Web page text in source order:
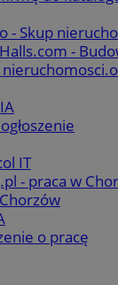
- Skup
-
IT
- praca w
o pracę